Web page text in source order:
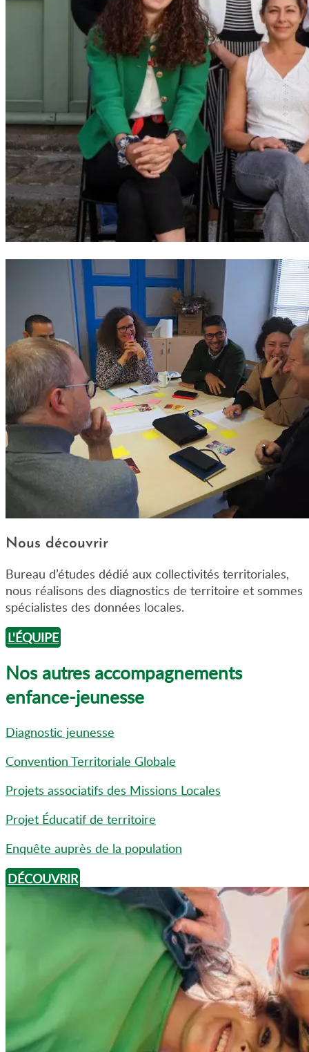
Nous découvrir
Bureau d’études dédié aux collectivités territoriales,
nous réalisons des diagnostics de territoire et sommes
spécialistes des données locales.
L'ÉQUIPE
Nos autres accompagnements
enfance-jeunesse
Diagnostic jeunesse
Convention Territoriale Globale
Projets associatifs des Missions Locales
Projet Éducatif de territoire
Enquête auprès de la population
DÉCOUVRIR